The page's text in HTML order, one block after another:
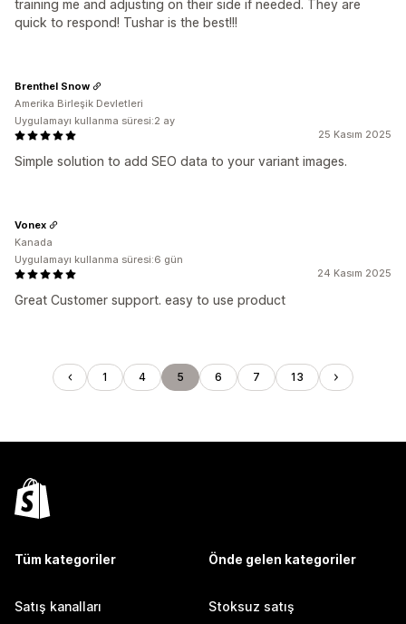
training me and adjusting on their side if needed. They are
quick to respond! Tushar is the best!!!
25 Kasım 2025
Simple solution to add SEO data to your variant images.
Brenthel Snow
Amerika Birleşik Devletleri
Uygulamayı kullanma süresi:2 ay
24 Kasım 2025
Great Customer support. easy to use product
Vonex
Kanada
Uygulamayı kullanma süresi:6 gün
1 4 5 6 7 13
Tüm kategoriler
Satış kanalları
Önde gelen kategoriler
Stoksuz satış